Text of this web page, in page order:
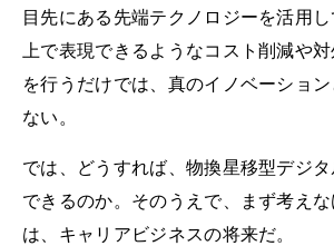
目先にある先端テクノロジーを活用
上で表現できるようなコスト削減や
を行うだけでは、真のイノベーショ
ない。
では、どうすれば、物換星移型デジ
できるのか。そのうえで、まず考え
は、キャリアビジネスの将来だ。